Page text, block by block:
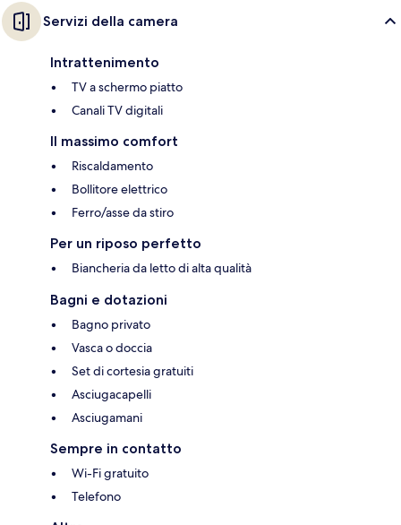
Servizi della camera
Intrattenimento
TV a schermo piatto
Canali TV digitali
Il massimo comfort
Riscaldamento
Bollitore elettrico
Ferro/asse da stiro
Per un riposo perfetto
Biancheria da letto di alta qualità
Bagni e dotazioni
Bagno privato
Vasca o doccia
Set di cortesia gratuiti
Asciugacapelli
Asciugamani
Sempre in contatto
Wi-Fi gratuito
Telefono